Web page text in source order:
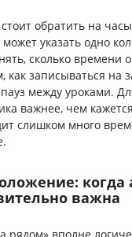
обратить на
указать одно
сколько времени
как записываться на
между уроками.
важнее, чем
слишком много
когда
важна